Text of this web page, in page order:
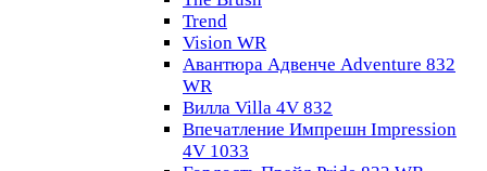
Trend
Vision WR
Авантюра Адвенче Adventure 832
WR
Вилла Villa 4V 832
Впечатление Импрешн Impression
4V 1033